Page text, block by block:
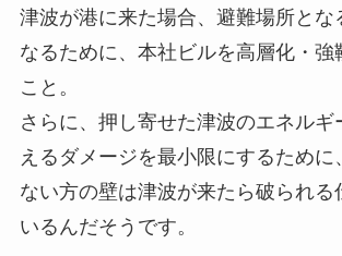
津波が港に来た場合、避難場所とな
なるために、本社ビルを高層化・強
こと。
さらに、押し寄せた津波のエネルギ
えるダメージを最小限にするために
ない方の壁は津波が来たら破られる
いるんだそうです。